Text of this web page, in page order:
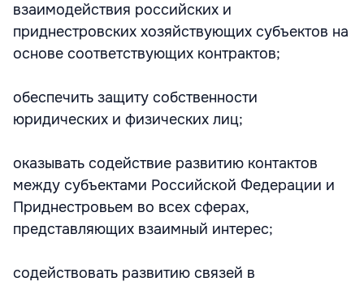
взаимодействия российских и
приднестровских хозяйствующих субъектов на
основе соответствующих контрактов;
обеспечить защиту собственности
юридических и физических лиц;
оказывать содействие развитию контактов
между субъектами Российской Федерации и
Приднестровьем во всех сферах,
представляющих взаимный интерес;
содействовать развитию связей в